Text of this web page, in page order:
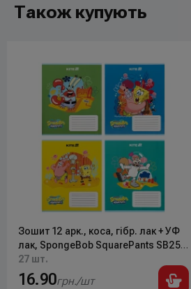
Також купують
Зошит 12 арк., коса, гібр. лак + УФ
лак, SpongeBob SquarePants SB25-
235 Kite
27 шт.
16.90грн./шт